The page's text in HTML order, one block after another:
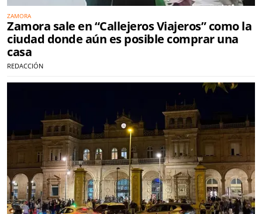
ZAMORA
Zamora sale en “Callejeros Viajeros” como la
ciudad donde aún es posible comprar una
casa
REDACCIÓN